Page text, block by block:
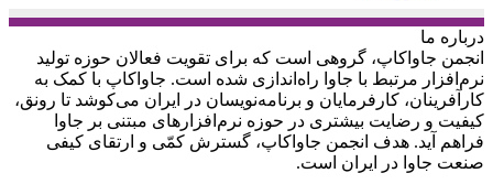
درباره‌ ما
انجمن جاواکاپ، گروهی است که برای تقویت فعالان حوزه‌ تولید
نرم‌افزار مرتبط با جاوا راه‌اندازی شده است. جاواکاپ با کمک به
کارآفرینان، کارفرمایان و برنامه‌نویسان در ایران می‌کوشد تا رونق،
کیفیت و رضایت بیشتری در حوزه‌ نرم‌افزارهای مبتنی بر جاوا
فراهم آید. هدف انجمن جاواکاپ، گسترش کمّی و ارتقای کیفی
صنعت جاوا در ایران است.